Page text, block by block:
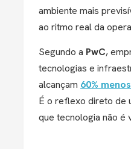
ambiente mais
ao ritmo real da
Segundo a PwC,
tecnologias e
alcançam 60%
É o reflexo direto de
que tecnologia não é